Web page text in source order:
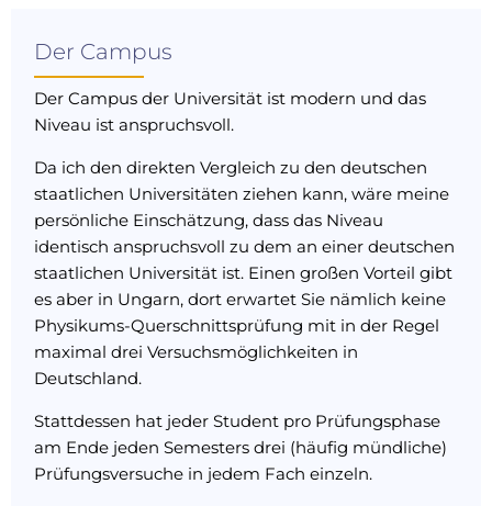
Der Campus
Der Campus der Universität ist modern und das
Niveau ist anspruchsvoll.
Da ich den direkten Vergleich zu den deutschen
staatlichen Universitäten ziehen kann, wäre meine
persönliche Einschätzung, dass das Niveau
identisch anspruchsvoll zu dem an einer deutschen
staatlichen Universität ist. Einen großen Vorteil gibt
es aber in Ungarn, dort erwartet Sie nämlich keine
Physikums-Querschnittsprüfung mit in der Regel
maximal drei Versuchsmöglichkeiten in
Deutschland.
Stattdessen hat jeder Student pro Prüfungsphase
am Ende jeden Semesters drei (häufig mündliche)
Prüfungsversuche in jedem Fach einzeln.